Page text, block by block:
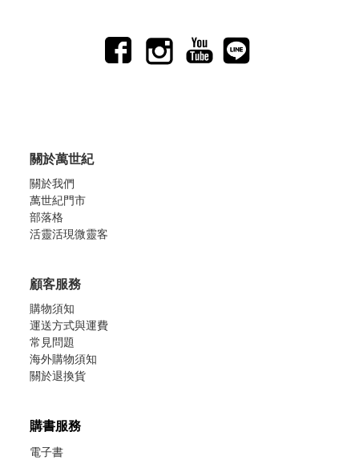
關於萬世紀
關於我們
萬世紀門市
部落格
活靈活現微靈客
顧客服務
購物須知
運送方式與運費
常見問題
海外購物須知
關於退換貨
購書服務
電子書